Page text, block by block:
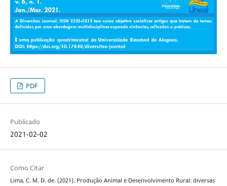
PDF
Publicado
2021-02-02
Como Citar
Lima, C. M. D. de. (2021). Produção Animal e Desenvolvimento Rural: diversas